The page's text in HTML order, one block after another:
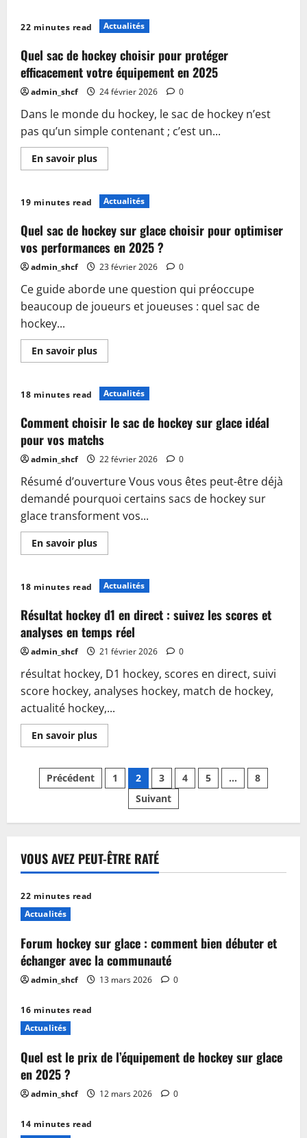
Tout
savoir
le
maillot
de
hockey
histoire,
styles
et
tendances
22 minutes read Actualités
Quel sac de hockey choisir pour protéger
efficacement votre équipement en 2025
admin_shcf 24 février 2026 0
Dans le monde du hockey, le sac de hockey n’est
pas qu’un simple contenant ; c’est un...
En savoir plusEn
savoir
Quel
sac
hockey
choisir
pour
protéger
efficacement
votre
équipement
en
2025
19 minutes read Actualités
Quel sac de hockey sur glace choisir pour optimiser
vos performances en 2025 ?
admin_shcf 23 février 2026 0
Ce guide aborde une question qui préoccupe
beaucoup de joueurs et joueuses : quel sac de
hockey...
En savoir plusEn
savoir
Quel
sac
hockey
sur
glace
choisir
pour
optimiser
vos
performances
en
2025
?
18 minutes read Actualités
Comment choisir le sac de hockey sur glace idéal
pour vos matchs
admin_shcf 22 février 2026 0
Résumé d’ouverture Vous vous êtes peut-être déjà
demandé pourquoi certains sacs de hockey sur
glace transforment vos...
En savoir plusEn
savoir
Comment
choisir
sac
de
hockey
sur
glace
idéal
pour
vos
matchs
18 minutes read Actualités
Résultat hockey d1 en direct : suivez les scores et
analyses en temps réel
admin_shcf 21 février 2026 0
résultat hockey, D1 hockey, scores en direct, suivi
score hockey, analyses hockey, match de hockey,
actualité hockey,...
En savoir plusEn
savoir
Résultat
hockey
d1
:
scores
et
analyses
Pagination
Précédent 1 2 3 4 5 …
8
Suivant
VOUS AVEZ PEUT-ÊTRE RATÉ
22 minutes read
Actualités
Forum hockey sur glace : comment bien débuter et
échanger avec la communauté
admin_shcf 13 mars 2026 0
16 minutes read
Actualités
Quel est le prix de l’équipement de hockey sur glace
en 2025 ?
admin_shcf 12 mars 2026 0
14 minutes read